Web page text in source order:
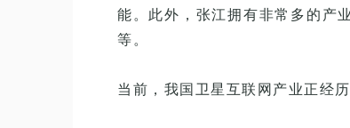
能。此外，张江拥有非常多的产
等。
当前，我国卫星互联网产业正经